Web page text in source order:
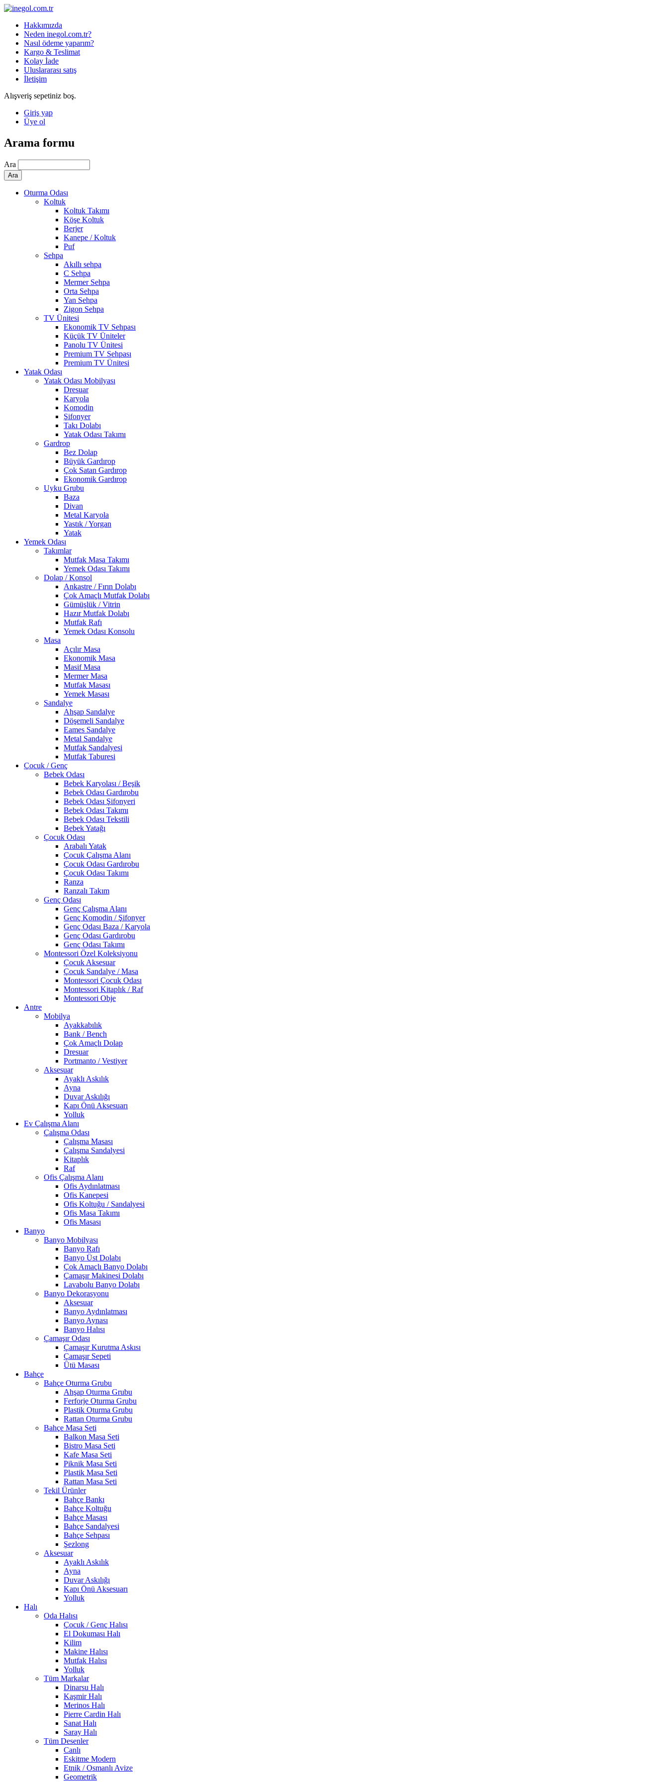
Hakkımızda
Neden inegol.com.tr?
Nasıl ödeme yaparım?
Kargo & Teslimat
Kolay İade
Uluslararası satış
İletişim
Alışveriş sepetiniz boş.
Giriş yap
Üye ol
Arama formu
Ara
Oturma Odası
Koltuk
Koltuk Takımı
Köşe Koltuk
Berjer
Kanepe / Koltuk
Puf
Sehpa
Akıllı sehpa
C Sehpa
Mermer Sehpa
Orta Sehpa
Yan Sehpa
Zigon Sehpa
TV Ünitesi
Ekonomik TV Sehpası
Küçük TV Üniteler
Panolu TV Ünitesi
Premium TV Sehpası
Premium TV Ünitesi
Yatak Odası
Yatak Odası Mobilyası
Dresuar
Karyola
Komodin
Şifonyer
Takı Dolabı
Yatak Odası Takımı
Gardrop
Bez Dolap
Büyük Gardırop
Çok Satan Gardırop
Ekonomik Gardırop
Uyku Grubu
Baza
Divan
Metal Karyola
Yastık / Yorgan
Yatak
Yemek Odası
Takımlar
Mutfak Masa Takımı
Yemek Odası Takımı
Dolap / Konsol
Ankastre / Fırın Dolabı
Çok Amaçlı Mutfak Dolabı
Gümüşlük / Vitrin
Hazır Mutfak Dolabı
Mutfak Rafı
Yemek Odası Konsolu
Masa
Açılır Masa
Ekonomik Masa
Masif Masa
Mermer Masa
Mutfak Masası
Yemek Masası
Sandalye
Ahşap Sandalye
Döşemeli Sandalye
Eames Sandalye
Metal Sandalye
Mutfak Sandalyesi
Mutfak Taburesi
Çocuk / Genç
Bebek Odası
Bebek Karyolası / Beşik
Bebek Odası Gardırobu
Bebek Odası Şifonyeri
Bebek Odası Takımı
Bebek Odası Tekstili
Bebek Yatağı
Çocuk Odası
Arabalı Yatak
Çocuk Çalışma Alanı
Çocuk Odası Gardırobu
Çocuk Odası Takımı
Ranza
Ranzalı Takım
Genç Odası
Genç Çalışma Alanı
Genç Komodin / Şifonyer
Genç Odası Baza / Karyola
Genç Odası Gardırobu
Genç Odası Takımı
Montessori Özel Koleksiyonu
Çocuk Aksesuar
Çocuk Sandalye / Masa
Montessori Çocuk Odası
Montessori Kitaplık / Raf
Montessori Obje
Antre
Mobilya
Ayakkabılık
Bank / Bench
Çok Amaçlı Dolap
Dresuar
Portmanto / Vestiyer
Aksesuar
Ayaklı Askılık
Ayna
Duvar Askılığı
Kapı Önü Aksesuarı
Yolluk
Ev Çalışma Alanı
Çalışma Odası
Çalışma Masası
Çalışma Sandalyesi
Kitaplık
Raf
Ofis Çalışma Alanı
Ofis Aydınlatması
Ofis Kanepesi
Ofis Koltuğu / Sandalyesi
Ofis Masa Takımı
Ofis Masası
Banyo
Banyo Mobilyası
Banyo Rafı
Banyo Üst Dolabı
Çok Amaçlı Banyo Dolabı
Çamaşır Makinesi Dolabı
Lavabolu Banyo Dolabı
Banyo Dekorasyonu
Aksesuar
Banyo Aydınlatması
Banyo Aynası
Banyo Halısı
Çamaşır Odası
Çamaşır Kurutma Askısı
Çamaşır Sepeti
Ütü Masası
Bahçe
Bahçe Oturma Grubu
Ahşap Oturma Grubu
Ferforje Oturma Grubu
Plastik Oturma Grubu
Rattan Oturma Grubu
Bahçe Masa Seti
Balkon Masa Seti
Bistro Masa Seti
Kafe Masa Seti
Piknik Masa Seti
Plastik Masa Seti
Rattan Masa Seti
Tekil Ürünler
Bahçe Bankı
Bahçe Koltuğu
Bahçe Masası
Bahçe Sandalyesi
Bahçe Sehpası
Şezlong
Aksesuar
Ayaklı Askılık
Ayna
Duvar Askılığı
Kapı Önü Aksesuarı
Yolluk
Halı
Oda Halısı
Çocuk / Genç Halısı
El Dokuması Halı
Kilim
Makine Halısı
Mutfak Halısı
Yolluk
Tüm Markalar
Dinarsu Halı
Kaşmir Halı
Merinos Halı
Pierre Cardin Halı
Sanat Halı
Saray Halı
Tüm Desenler
Canlı
Eskitme Modern
Etnik / Osmanlı Avize
Geometrik